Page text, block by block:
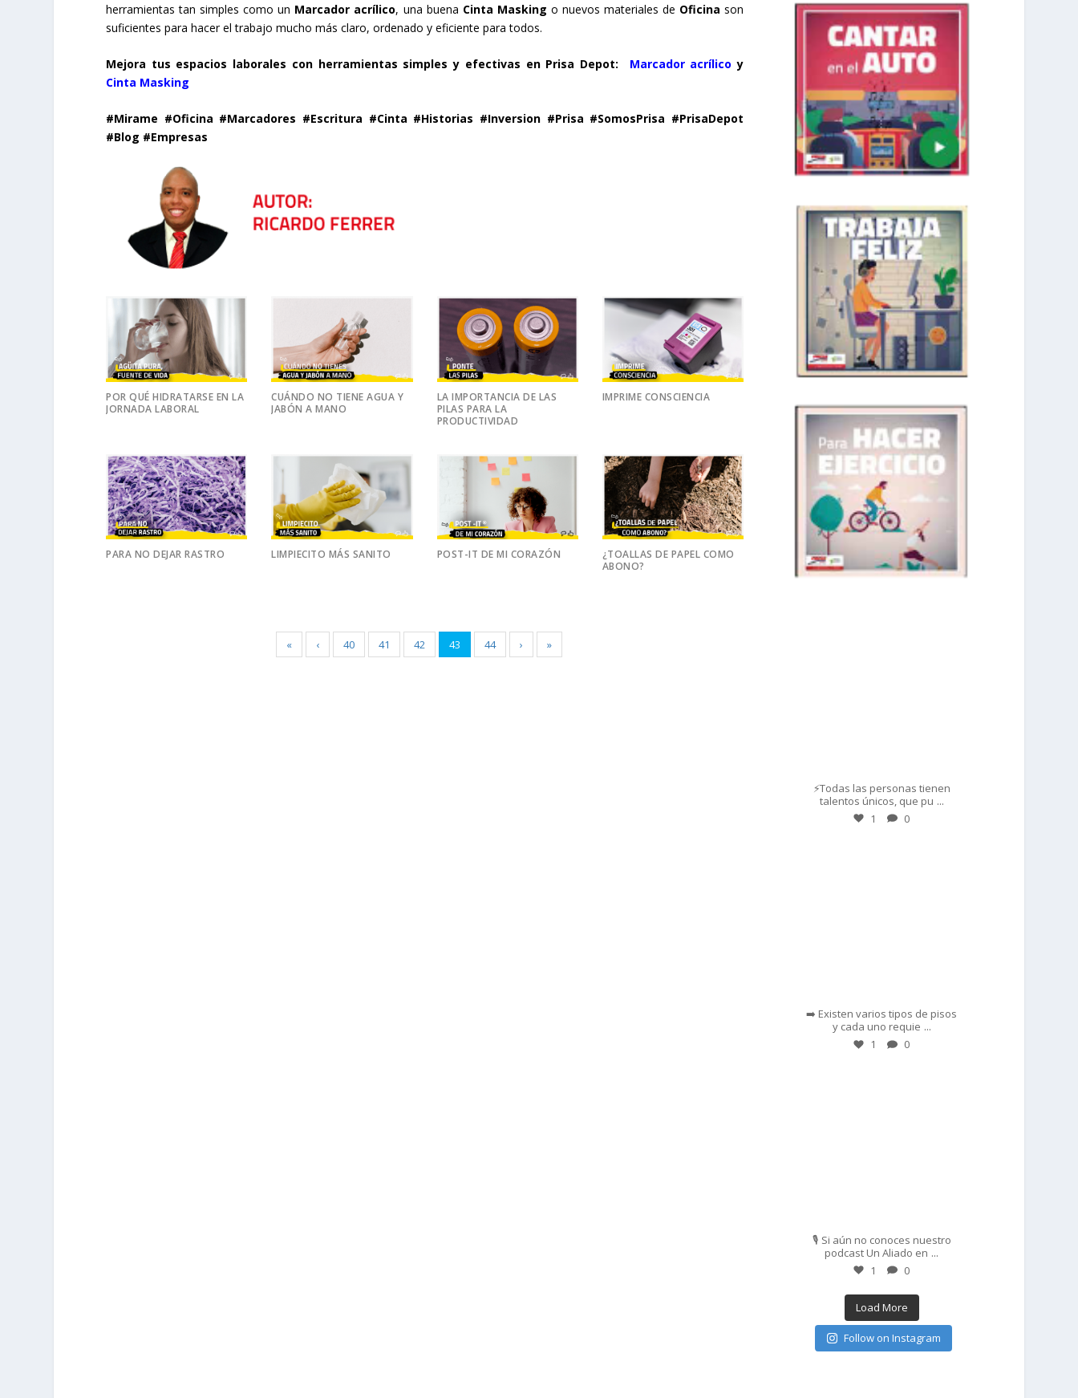
herramientas tan simples como un Marcador acrílico, una buena Cinta Masking o nuevos materiales de Oficina son
suficientes para hacer el trabajo mucho más claro, ordenado y eficiente para todos.
Mejora tus espacios laborales con herramientas simples y efectivas en Prisa Depot: Marcador acrílico y
Cinta Masking
#Mirame #Oficina #Marcadores #Escritura #Cinta #Historias #Inversion #Prisa #SomosPrisa #PrisaDepot
#Blog #Empresas
POR QUÉ HIDRATARSE EN LA
JORNADA LABORAL
CUÁNDO NO TIENE AGUA Y
JABÓN A MANO
LA IMPORTANCIA DE LAS
PILAS PARA LA
PRODUCTIVIDAD
IMPRIME CONSCIENCIA
PARA NO DEJAR RASTRO LIMPIECITO MÁS SANITO POST-IT DE MI CORAZÓN
¿TOALLAS DE PAPEL COMO
ABONO?
« ‹ 40 41 42 43 44 › »
⚡Todas las personas tienen
talentos únicos, que pu ...
1 0
➡️ Existen varios tipos de pisos
y cada uno requie ...
1 0
🎙️ Si aún no conoces nuestro
podcast Un Aliado en ...
1 0
Load More
Follow on Instagram